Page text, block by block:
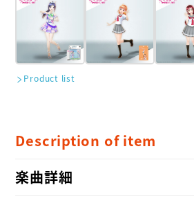
Product list
Description of item
楽曲詳細